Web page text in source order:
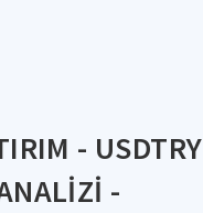
- USDTRY
-